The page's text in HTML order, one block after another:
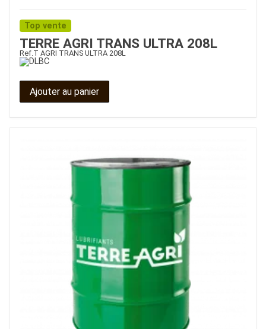
Top vente
TERRE AGRI TRANS ULTRA 208L
Ref.T AGRI TRANS ULTRA 208L
Ajouter au panier